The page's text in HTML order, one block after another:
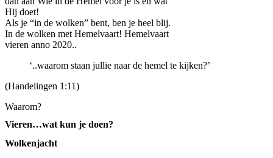
Hij doet!
Als je “in de wolken” bent, ben je heel blij.
In de wolken met Hemelvaart! Hemelvaart
vieren anno 2020..
‘..waarom staan jullie naar de hemel te kijken?’
(Handelingen 1:11)
Waarom?
Vieren…wat kun je doen?
Wolkenjacht